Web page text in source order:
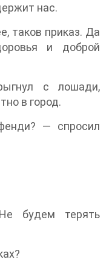
нас.
таков приказ. Да
и доброй
с лошади,
в город.
— спросил
будем терять